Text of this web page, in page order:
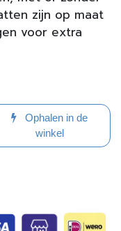
zijn op maat
voor extra
Ophalen in de
winkel